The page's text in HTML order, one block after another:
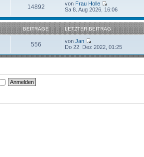
14892 von Frau Holle
Sa 8. Aug 2026, 16:06
BEITRÄGE LETZTER BEITRAG
556 vonJan
Do 22. Dez 2022, 01:25